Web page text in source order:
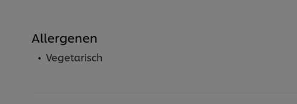
Allergenen
Vegetarisch